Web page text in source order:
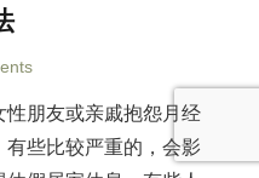
朋友或亲戚抱怨月经
有些比较严重的，会影